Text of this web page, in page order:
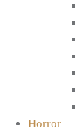
Horror